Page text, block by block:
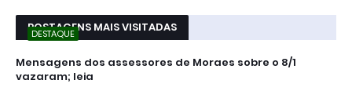
POSTAGENS MAIS VISITADAS
DESTAQUE
Mensagens dos assessores de Moraes sobre o 8/1
vazaram; leia